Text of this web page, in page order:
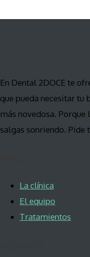
En Dental 2DOCE te
que pueda necesitar tu
más novedosa.
salgas sonriendo. Pide
La clínica
El equipo
Tratamientos